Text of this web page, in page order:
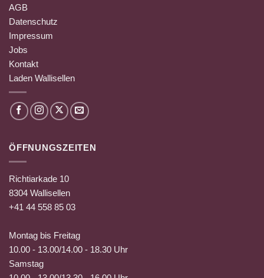
AGB
Datenschutz
Impressum
Jobs
Kontakt
Laden Wallisellen
ÖFFNUNGSZEITEN
Richtiarkade 10
8304 Wallisellen
+41 44 558 85 03
Montag bis Freitag
10.00 - 13.00/14.00 - 18.30 Uhr
Samstag